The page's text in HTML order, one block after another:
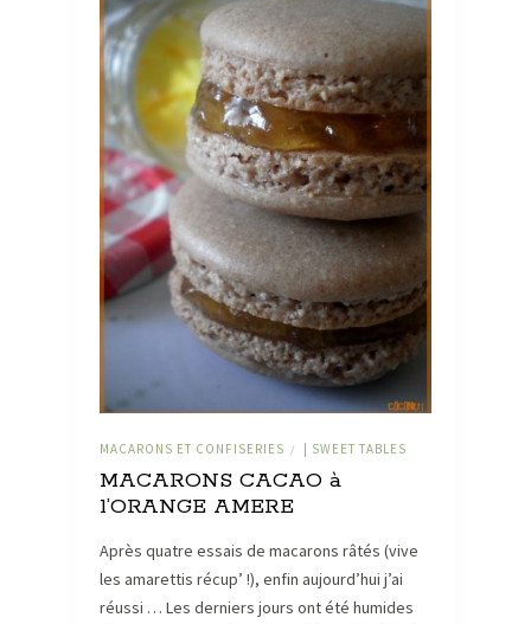
MACARONS ET CONFISERIES / | SWEET TABLES
MACARONS CACAO à
l’ORANGE AMERE
Après quatre essais de macarons râtés (vive
les amarettis récup’ !), enfin aujourd’hui j’ai
réussi … Les derniers jours ont été humides